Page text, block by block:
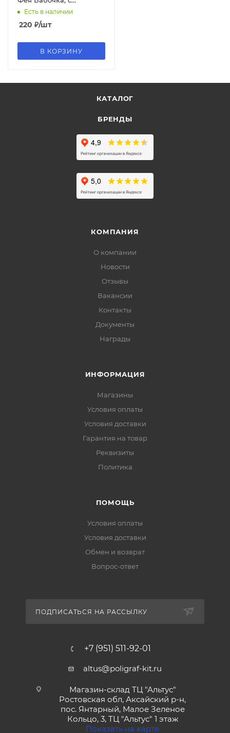
пайетками, Розовый,
48~38 см, 6230505
Есть в наличии
220 ₽/шт
В КОРЗИНУ
КАТАЛОГ
БРЕНДЫ
КОМПАНИЯ
О компании
Новости
Отзывы
Вакансии
Контакты
Документы
Награды
ИНФОРМАЦИЯ
Магазины
Условия оплаты
Условия доставки
Гарантия на товар
Реквизиты
Политика
ПОМОЩЬ
Условия оплаты
Условия доставки
Обмен и возврат
Вопрос-ответ
ПОДПИСАТЬСЯ НА РАССЫЛКУ
+7 (951) 511-92-01
altus@poligraf-kit.ru
Магазин-склад ТЦ "Альтус"
Ростовская обл, Аксайский р-н,
пос. Янтарный, Малое Зеленое
Кольцо, 3, ТЦ "Альтус" 1 этаж
Показать на карте